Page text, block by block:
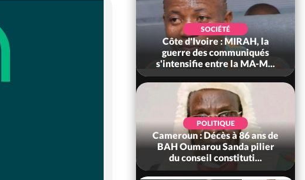
Côte d'Ivoire : Man, deux
personnes périssent dans un
SOCIÉTÉ
Côte d'Ivoire : MIRAH, la
guerre des communiqués
s'intensifie entre la MA-M...
POLITIQUE
Cameroun : Décès à 86 ans de
BAH Oumarou Sanda pilier
du conseil constituti...